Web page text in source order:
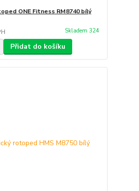
ONE Fitness RM8740 bílý
Skladem 324
Přidat do košíku